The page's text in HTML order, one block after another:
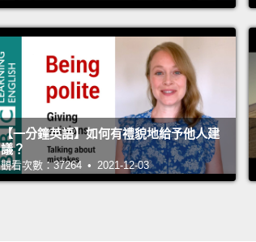
【一分鐘英語】如何有禮貌地給予他人建
議？
觀看次數：37264 • 2021-12-03